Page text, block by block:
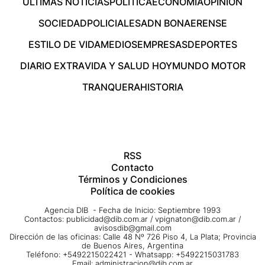
SOCIEDADPOLICIALESADN BONAERENSE
ESTILO DE VIDAMEDIOSEMPRESASDEPORTES
DIARIO EXTRAVIDA Y SALUD HOYMUNDO MOTOR
TRANQUERAHISTORIA
RSS
Contacto
Términos y Condiciones
Política de cookies
Agencia DIB - Fecha de Inicio: Septiembre 1993
Contactos: publicidad@dib.com.ar / vpignaton@dib.com.ar /
avisosdib@gmail.com
Dirección de las oficinas: Calle 48 Nº 726 Piso 4, La Plata; Provincia
de Buenos Aires, Argentina
Teléfono: +5492215022421 - Whatsapp: +5492215031783